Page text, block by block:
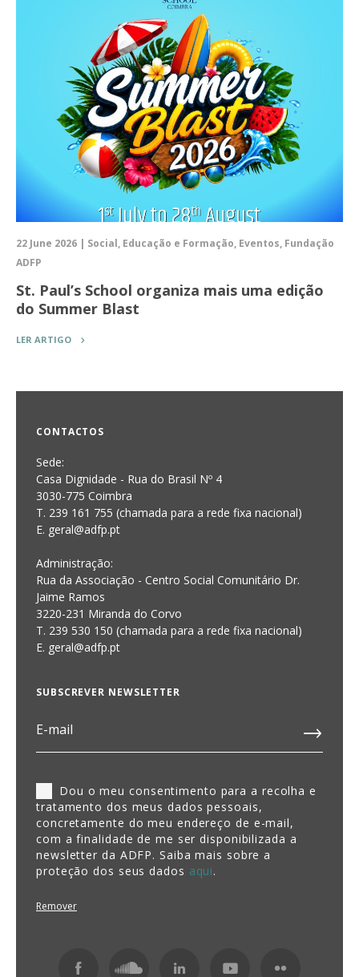
22 June 2026 | Social, Educação e Formação, Eventos, Fundação
ADFP
St. Paul’s School organiza mais uma edição
do Summer Blast
LER ARTIGO
CONTACTOS
Sede:
Casa Dignidade - Rua do Brasil Nº 4
3030-775 Coimbra
T. 239 161 755 (chamada para a rede fixa nacional)
E. geral@adfp.pt
Administração:
Rua da Associação - Centro Social Comunitário Dr.
Jaime Ramos
3220-231 Miranda do Corvo
T. 239 530 150 (chamada para a rede fixa nacional)
E. geral@adfp.pt
SUBSCREVER NEWSLETTER
Dou o meu consentimento para a recolha e
tratamento dos meus dados pessoais,
concretamente do meu endereço de e-mail,
com a finalidade de me ser disponibilizada a
newsletter da ADFP. Saiba mais sobre a
proteção dos seus dados aqui.
Remover